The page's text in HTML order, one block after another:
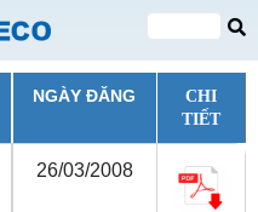
VI
EN
NGÀY ĐĂNG
CHI
TIẾT
26/03/2008